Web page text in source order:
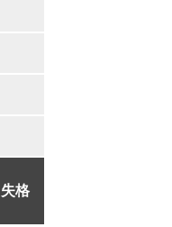
失格